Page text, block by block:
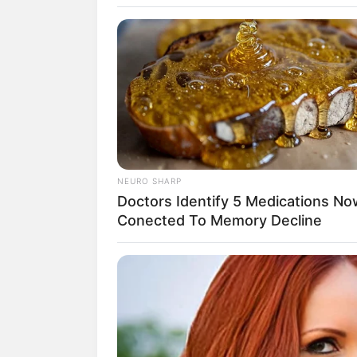
ajudar nessa
Veja também:
24 Ideias de
Artesanato Para o
Índice
1. Vaso
5. Canecas
6. Bijuterias
7. Porta joias,
8. Sachê
9. Bolsa de pano
NEURO SHARP
Doctors Identify 5 Medications
Conected To Memory Decline